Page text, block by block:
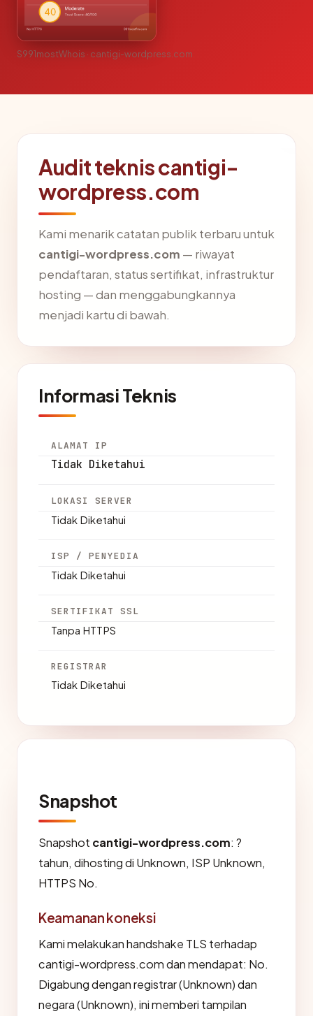
S991mostWhois · cantigi-wordpress.com
Audit teknis cantigi-
wordpress.com
Kami menarik catatan publik terbaru untuk
cantigi-wordpress.com — riwayat
pendaftaran, status sertifikat, infrastruktur
hosting — dan menggabungkannya
menjadi kartu di bawah.
Informasi Teknis
ALAMAT IP
Tidak Diketahui
LOKASI SERVER
Tidak Diketahui
ISP / PENYEDIA
Tidak Diketahui
SERTIFIKAT SSL
Tanpa HTTPS
REGISTRAR
Tidak Diketahui
Snapshot
Snapshot cantigi-wordpress.com: ?
tahun, dihosting di Unknown, ISP Unknown,
HTTPS No.
Keamanan koneksi
Kami melakukan handshake TLS terhadap
cantigi-wordpress.com dan mendapat: No.
Digabung dengan registrar (Unknown) dan
negara (Unknown), ini memberi tampilan